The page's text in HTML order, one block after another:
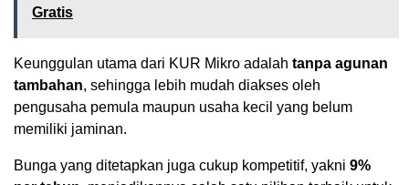
Gratis
Keunggulan utama dari KUR Mikro adalah tanpa agunan
tambahan, sehingga lebih mudah diakses oleh
pengusaha pemula maupun usaha kecil yang belum
memiliki jaminan.
Bunga yang ditetapkan juga cukup kompetitif, yakni 9%